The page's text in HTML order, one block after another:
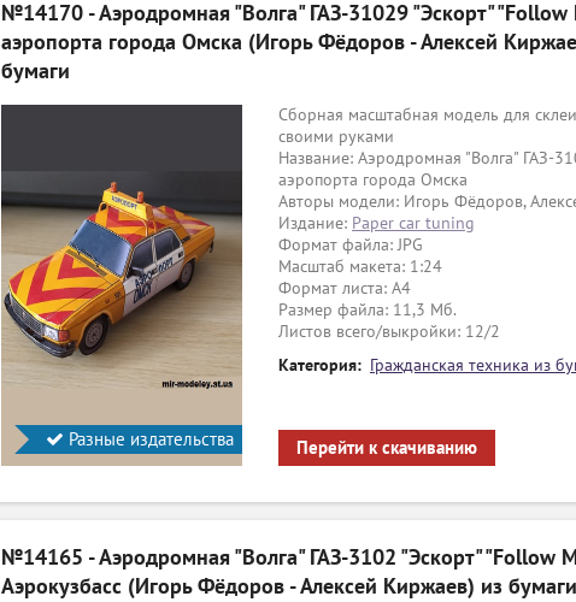
№14170 - Аэродромная "Волга" ГАЗ-31029 "Эскорт" "Follow
аэропорта города Омска (Игорь Фёдоров - Алексей
бумаги
Разные издательства
Сборная масштабная модель для
своими руками
Название: Аэродромная "Волга" ГАЗ-
аэропорта города Омска
Авторы модели: Игорь Фёдоров,
Издание: Paper car tuning
Формат файла: JPG
Масштаб макета: 1:24
Формат листа: А4
Размер файла: 11,3 Мб.
Листов всего/выкройки: 12/2
Категория: Гражданская техника из
Перейти к скачиванию
№14165 - Аэродромная "Волга" ГАЗ-3102 "Эскорт" "Follow
Аэрокузбасс (Игорь Фёдоров - Алексей Киржаев) из бумаги